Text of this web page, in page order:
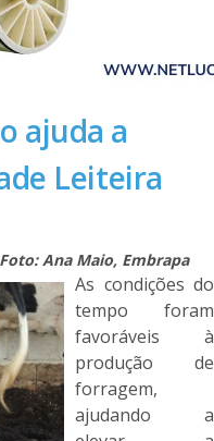
ajuda a
Leiteira
Ana Maio, Embrapa
As condições do
tempo foram
favoráveis à
produção de
forragem,
ajudando a